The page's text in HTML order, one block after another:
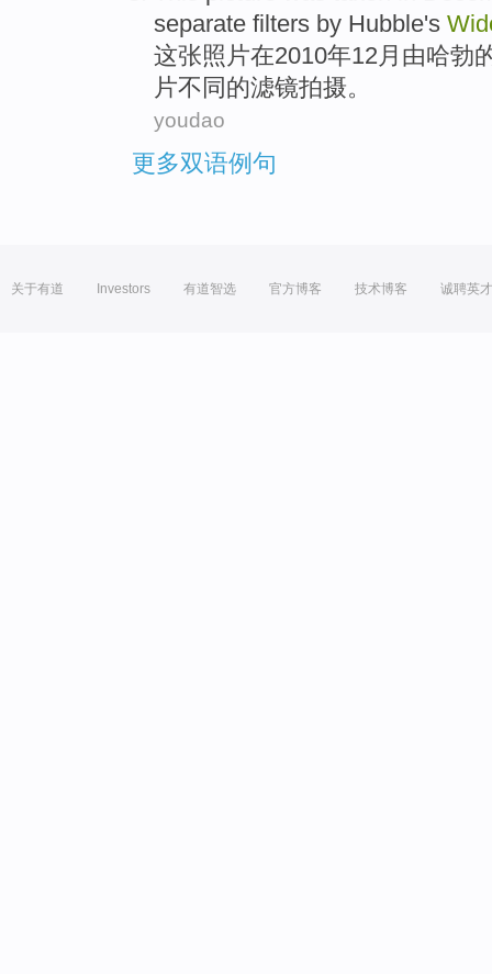
separate filters by Hubble's
这张照片在2010年12月 由哈勃
片不同 的滤镜拍摄。
youdao
更多双语例句
关于有道 Investors 有道智选 官方博客 技术博客 诚聘英才